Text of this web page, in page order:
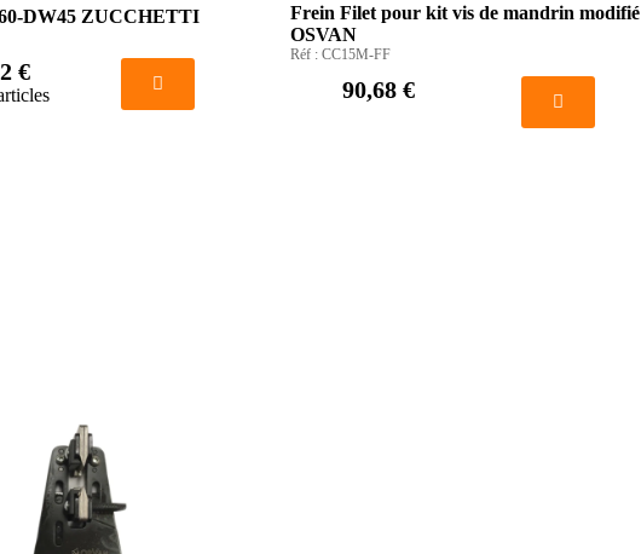
DW45 ZUCCHETTI
€
Frein Filet pour kit vis de mandrin modifié
OSVAN
Réf : CC15M-FF
90,68 €